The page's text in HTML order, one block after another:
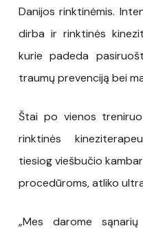
Danijos rinktinėmis.
dirba ir rinktinės
kurie padeda
traumų prevenciją bei
Štai po vienos
rinktinės
tiesiog viešbučio
procedūroms, atliko
„Mes darome